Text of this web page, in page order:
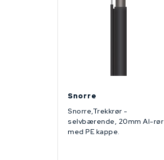
Snorre
Snorre,Trekkrør -
selvbærende, 20mm Al-rør
med PE kappe.